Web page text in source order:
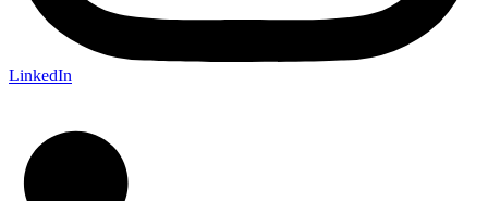
LinkedIn